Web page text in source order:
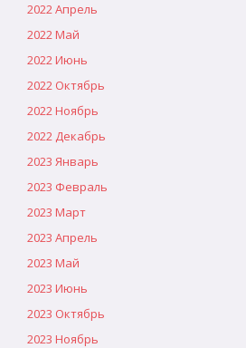
2022 Апрель
2022 Май
2022 Июнь
2022 Октябрь
2022 Ноябрь
2022 Декабрь
2023 Январь
2023 Февраль
2023 Март
2023 Апрель
2023 Май
2023 Июнь
2023 Октябрь
2023 Ноябрь